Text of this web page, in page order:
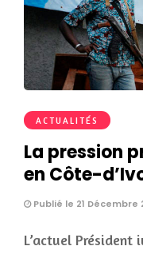
ACTUALITÉS
La pression
en Côte-
Publié le 21 Décembre
L’actuel